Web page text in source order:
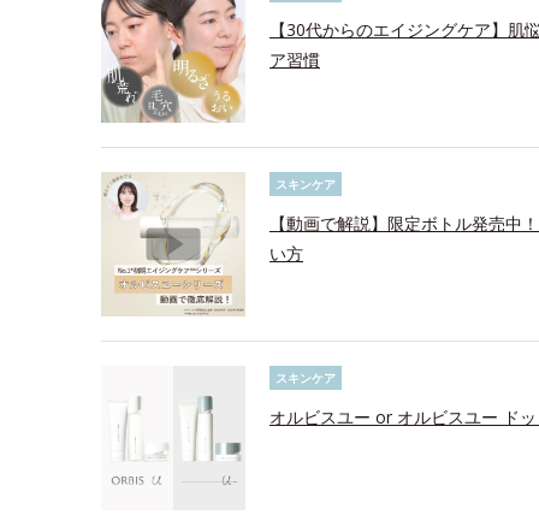
【30代からのエイジングケア】
ア習慣
スキンケア
【動画で解説】限定ボトル発売中
い方
スキンケア
オルビスユー or オルビスユー ド